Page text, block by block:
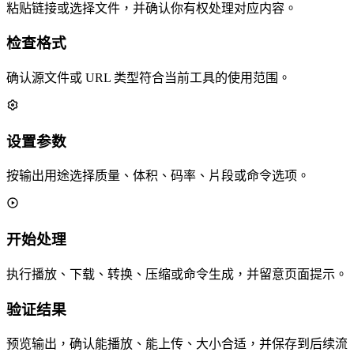
粘贴链接或选择文件，并确认你有权处理对应内容。
检查格式
确认源文件或 URL 类型符合当前工具的使用范围。
设置参数
按输出用途选择质量、体积、码率、片段或命令选项。
开始处理
执行播放、下载、转换、压缩或命令生成，并留意页面提示。
验证结果
预览输出，确认能播放、能上传、大小合适，并保存到后续流